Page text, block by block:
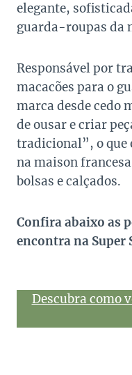
elegante,
guarda-roupas da
Responsável por
macacões para o
marca desde cedo
de ousar e criar
tradicional”, o que
na maison
bolsas e calçados.
Confira abaixo as
encontra na Super
Descubra como